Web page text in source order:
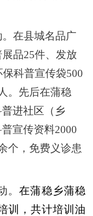
在县城名品广
品25件、发放
科普宣传袋500
。先后在蒲稳
进社区 （乡
宣传资料2000
个，免费义诊患
。在蒲稳乡蒲稳
训
，共计培训油